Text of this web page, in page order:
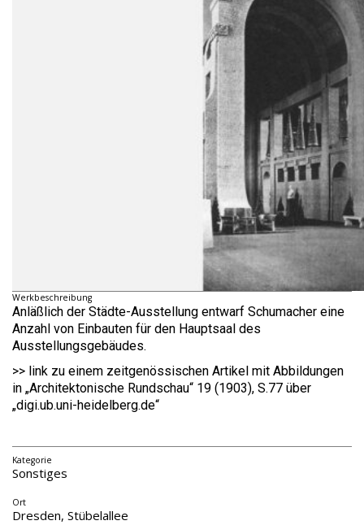
Werkbeschreibung
Anläßlich der Städte-Ausstellung entwarf Schumacher eine
Anzahl von Einbauten für den Hauptsaal des
Ausstellungsgebäudes.
>> link zu einem zeitgenössischen Artikel mit Abbildungen
in „Architektonische Rundschau“ 19 (1903), S.77 über
„digi.ub.uni-heidelberg.de“
Kategorie
Sonstiges
Ort
Dresden, Stübelallee